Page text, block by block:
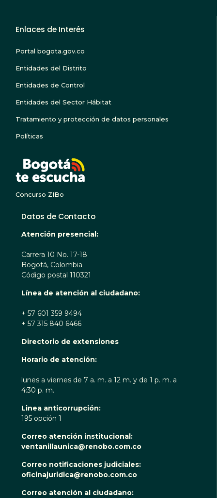
Enlaces de Interés
Portal bogota.gov.co
Entidades del Distrito
Entidades de Control
Entidades del Sector Hábitat
Tratamiento y protección de datos personales
Políticas
Concurso ZIBo
Datos de Contacto
Atención presencial:
Carrera 10 No. 17-18
Bogotá, Colombia
Código postal 110321
Línea de atención al ciudadano:
+ 57 601 359 9494
+ 57 315 840 6466
Directorio de extensiones
Horario de atención:
lunes a viernes de 7 a. m. a 12 m. y de 1 p. m. a
4:30 p. m.
Linea anticorrupción:
195 opción 1
Correo atención institucional:
ventanillaunica@renobo.com.co
Correo notificaciones judiciales:
oficinajuridica@renobo.com.co
Correo atención al ciudadano: